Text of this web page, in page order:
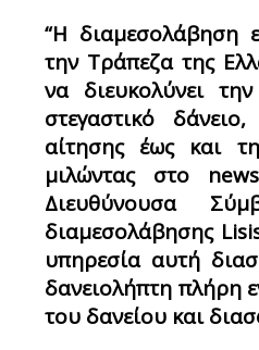
“Η διαμεσολάβηση
την Τράπεζα της
να διευκολύνει
στεγαστικό
αίτησης έως και
μιλώντας στο
Διευθύνουσα
διαμεσολάβησης
υπηρεσία αυτή
δανειολήπτη πλήρη
του δανείου και